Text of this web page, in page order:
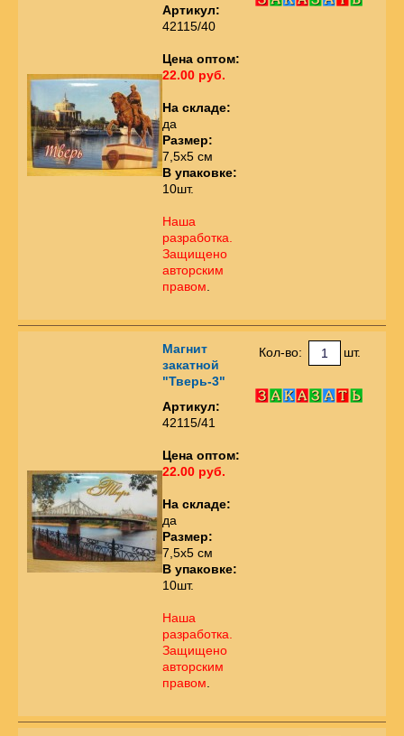
Артикул:
42115/40
Цена оптом:
22.00 руб.
На складе:
да
Размер:
7,5х5 см
В упаковке:
10шт.
Наша
разработка.
Защищено
авторским
правом
Магнит
закатной
"Тверь-3"
Артикул:
42115/41
Цена оптом:
22.00 руб.
На складе:
да
Размер:
7,5х5 см
В упаковке:
10шт.
Наша
разработка.
Защищено
авторским
правом
Кол-во: шт.